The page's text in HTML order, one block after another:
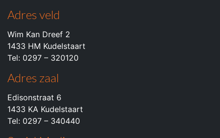
Adres veld
Wim Kan Dreef 2
1433 HM Kudelstaart
Tel: 0297 – 320120
Adres zaal
Edisonstraat 6
1433 KA Kudelstaart
Tel: 0297 – 340440